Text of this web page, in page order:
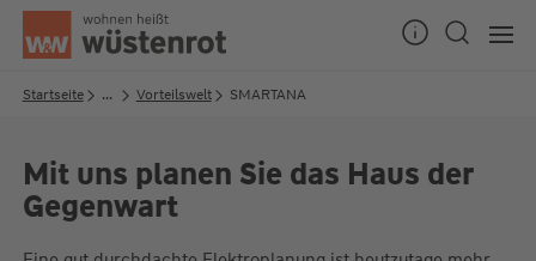
Seitenanfang
Startseite ... Vorteilswelt SMARTANA
Mit uns planen Sie das Haus der
Gegenwart
Unsere Chatzeiten:
Mo bis Do: 9:00 Uhr - 19:00 Uhr